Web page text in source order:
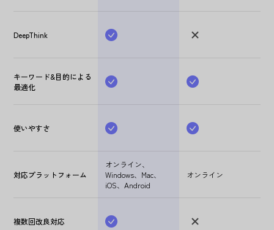
DeepThink
キーワード&目的による
最適化
使いやすさ
対応プラットフォーム
オンライン、
Windows、Mac、
iOS、Android
オンライン
複数回改良対応